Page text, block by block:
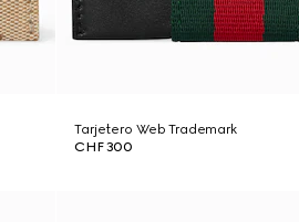
Tarjetero Web Trademark
CHF 300